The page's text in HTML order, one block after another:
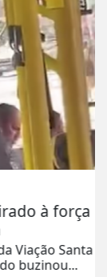
à força
Santa